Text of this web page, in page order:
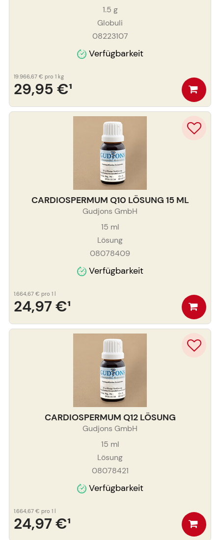
1.5 g
Globuli
08223107
Verfügbarkeit
29,95 €¹
19.966,67 € pro 1 kg
CARDIOSPERMUM Q10 LÖSUNG 15 ML
Gudjons GmbH
15 ml
Lösung
08078409
Verfügbarkeit
24,97 €¹
1.664,67 € pro 1 l
CARDIOSPERMUM Q12 LÖSUNG
Gudjons GmbH
15 ml
Lösung
08078421
Verfügbarkeit
24,97 €¹
1.664,67 € pro 1 l